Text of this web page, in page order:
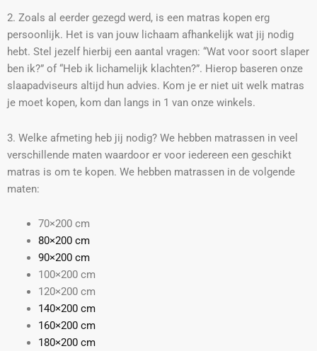
2. Zoals al eerder gezegd werd, is een matras kopen erg
persoonlijk. Het is van jouw lichaam afhankelijk wat jij nodig
hebt. Stel jezelf hierbij een aantal vragen: “Wat voor soort slaper
ben ik?” of “Heb ik lichamelijk klachten?”. Hierop baseren onze
slaapadviseurs altijd hun advies. Kom je er niet uit welk matras
je moet kopen, kom dan langs in 1 van onze winkels.
3. Welke afmeting heb jij nodig? We hebben matrassen in veel
verschillende maten waardoor er voor iedereen een geschikt
matras is om te kopen. We hebben matrassen in de volgende
maten:
70×200 cm
80×200 cm
90×200 cm
100×200 cm
120×200 cm
140×200 cm
160×200 cm
180×200 cm